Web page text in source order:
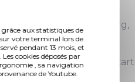
aux statistiques de
votre terminal lors de
pendant 13 mois, et
cookies déposés par
, sa navigation
de Youtube.
direction de Luxembourg,
son vélo grâce à la